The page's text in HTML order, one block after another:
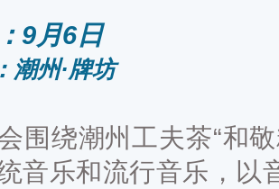
9月6日
潮州·牌坊
围绕潮州工夫茶“和
音乐和流行音乐，以